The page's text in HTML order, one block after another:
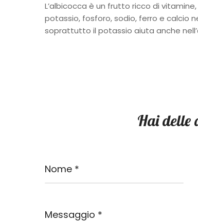
L’albicocca è un frutto ricco di
potassio, fosforo, sodio, ferro e calcio
soprattutto il potassio aiuta anche
Hai delle